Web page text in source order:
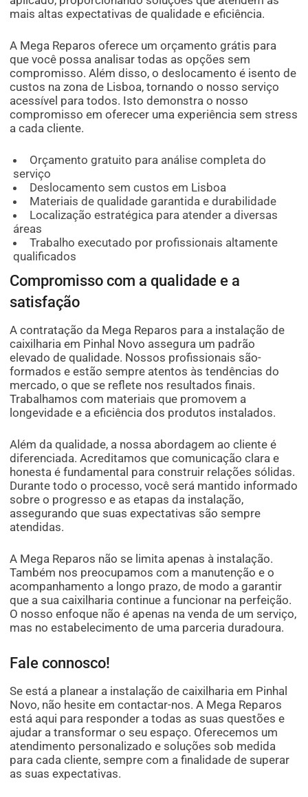
mais altas expectativas de qualidade e eficiência.
A Mega Reparos oferece um orçamento grátis para
que você possa analisar todas as opções sem
compromisso. Além disso, o deslocamento é isento de
custos na zona de Lisboa, tornando o nosso serviço
acessível para todos. Isto demonstra o nosso
compromisso em oferecer uma experiência sem stress
a cada cliente.
Orçamento gratuito para análise completa do
serviço
Deslocamento sem custos em Lisboa
Materiais de qualidade garantida e durabilidade
Localização estratégica para atender a diversas
áreas
Trabalho executado por profissionais altamente
qualificados
Compromisso com a qualidade e a
satisfação
A contratação da Mega Reparos para a instalação de
caixilharia em Pinhal Novo assegura um padrão
elevado de qualidade. Nossos profissionais são-
formados e estão sempre atentos às tendências do
mercado, o que se reflete nos resultados finais.
Trabalhamos com materiais que promovem a
longevidade e a eficiência dos produtos instalados.
Além da qualidade, a nossa abordagem ao cliente é
diferenciada. Acreditamos que comunicação clara e
honesta é fundamental para construir relações sólidas.
Durante todo o processo, você será mantido informado
sobre o progresso e as etapas da instalação,
assegurando que suas expectativas são sempre
atendidas.
A Mega Reparos não se limita apenas à instalação.
Também nos preocupamos com a manutenção e o
acompanhamento a longo prazo, de modo a garantir
que a sua caixilharia continue a funcionar na perfeição.
O nosso enfoque não é apenas na venda de um serviço,
mas no estabelecimento de uma parceria duradoura.
Fale connosco!
Se está a planear a instalação de caixilharia em Pinhal
Novo, não hesite em contactar-nos. A Mega Reparos
está aqui para responder a todas as suas questões e
ajudar a transformar o seu espaço. Oferecemos um
atendimento personalizado e soluções sob medida
para cada cliente, sempre com a finalidade de superar
as suas expectativas.